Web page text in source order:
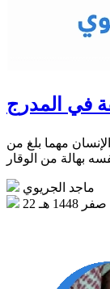
في المدرج
مهما بلغ من
ماجد الجريوي
22 صفر 1448 هـ